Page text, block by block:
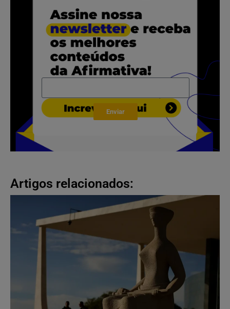
Enviar
Artigos relacionados: